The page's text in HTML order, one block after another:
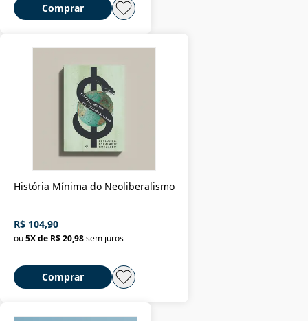
Comprar
História Mínima do Neoliberalismo
R$ 104,90
ou5X de R$ 20,98sem juros
Comprar